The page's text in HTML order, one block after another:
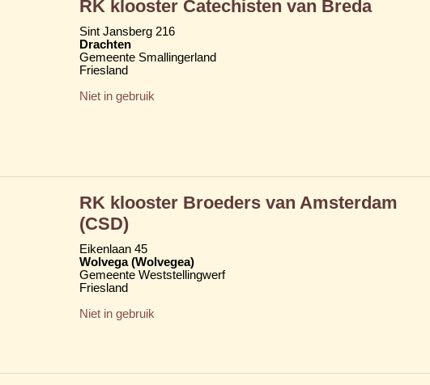
RK klooster Catechisten van Breda
Sint Jansberg 216
Drachten
Gemeente Smallingerland
Friesland
Niet in gebruik
RK klooster Broeders van Amsterdam
(CSD)
Eikenlaan 45
Wolvega (Wolvegea)
Gemeente Weststellingwerf
Friesland
Niet in gebruik